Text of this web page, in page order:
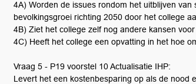
4A) Worden de issues rondom het uitblijven
bevolkingsgroei richting 2050 door het college
4B) Ziet het college zelf nog andere kansen
4C) Heeft het college een opvatting in het hoe
Vraag 5 - P19 voorstel 10 Actualisatie IHP:
Levert het een kostenbesparing op als de nood